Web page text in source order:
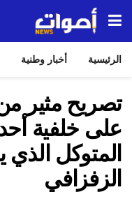
الرئيسية أخبار وطنية
تصريح مثير
على خلفية
المتوكل
الزفزافي